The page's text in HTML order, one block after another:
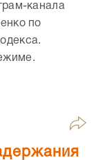
канала
по